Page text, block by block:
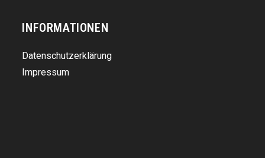
INFORMATIONEN
Datenschutzerklärung
Impressum